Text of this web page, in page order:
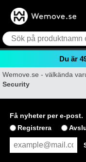
Du är
Wemove.se - välkända
Security
Få nyheter per e-post.
Registrera